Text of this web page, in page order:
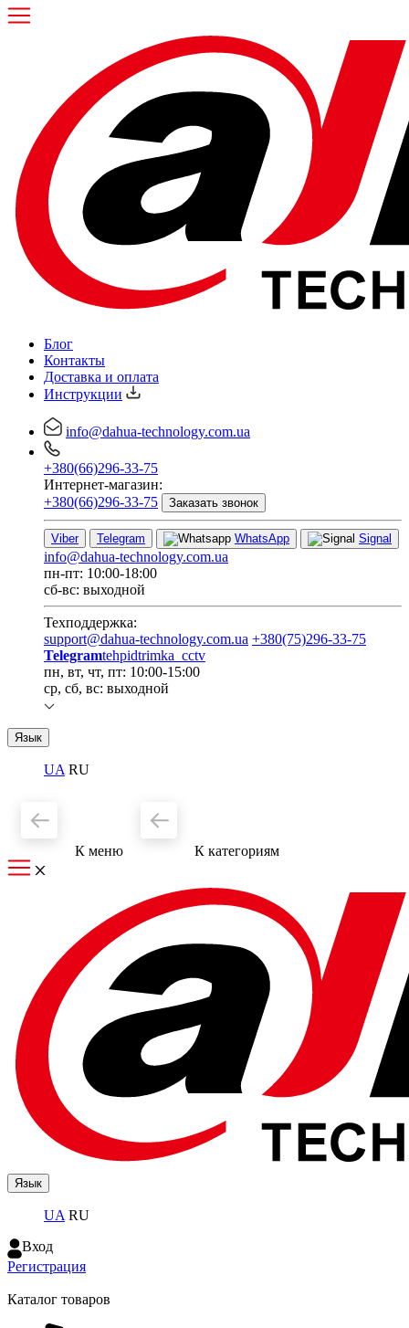
Блог
Контакты
Доставка и оплата
Инструкции
info@dahua-technology.com.ua
+380(66)296-33-75
Интернет-магазин:
+380(66)296-33-75
Заказать звонок
Viber Telegram WhatsApp Signal
info@dahua-technology.com.ua
пн-пт: 10:00-18:00
сб-вс: выходной
Техподдержка:
support@dahua-technology.com.ua +380(75)296-33-75
Telegramtehpidtrimka_cctv
пн, вт, чт, пт: 10:00-15:00
ср, сб, вс: выходной
Язык
UA RU
К меню К категориям
Язык
UA RU
Вход
Регистрация
Каталог товаров